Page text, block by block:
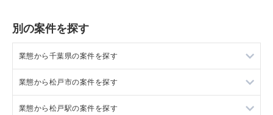
別の案件を探す
業態から千葉県の案件を探す
千葉県のラーメンの居抜き売却物件の案件一覧
千葉県のフランス料理の居抜き売却物件の案件一覧
業態から松戸市の案件を探す
松戸市のラーメンの居抜き売却物件の案件一覧
業態から松戸駅の案件を探す